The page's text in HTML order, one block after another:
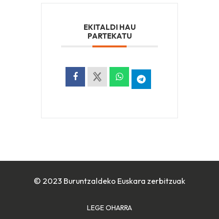
EKITALDI HAU
PARTEKATU
© 2023 Buruntzaldeko Euskara zerbitzuak
LEGE OHARRA